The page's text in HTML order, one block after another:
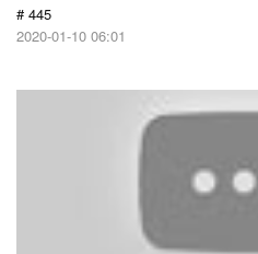
# 445
2020-01-10 06:01